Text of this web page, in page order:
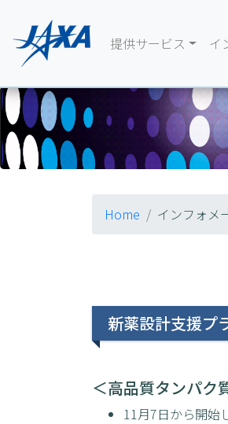
提供サービス イ
Home インフォメ
新薬設計支援プ
＜高品質タンパク
11月7日から開始